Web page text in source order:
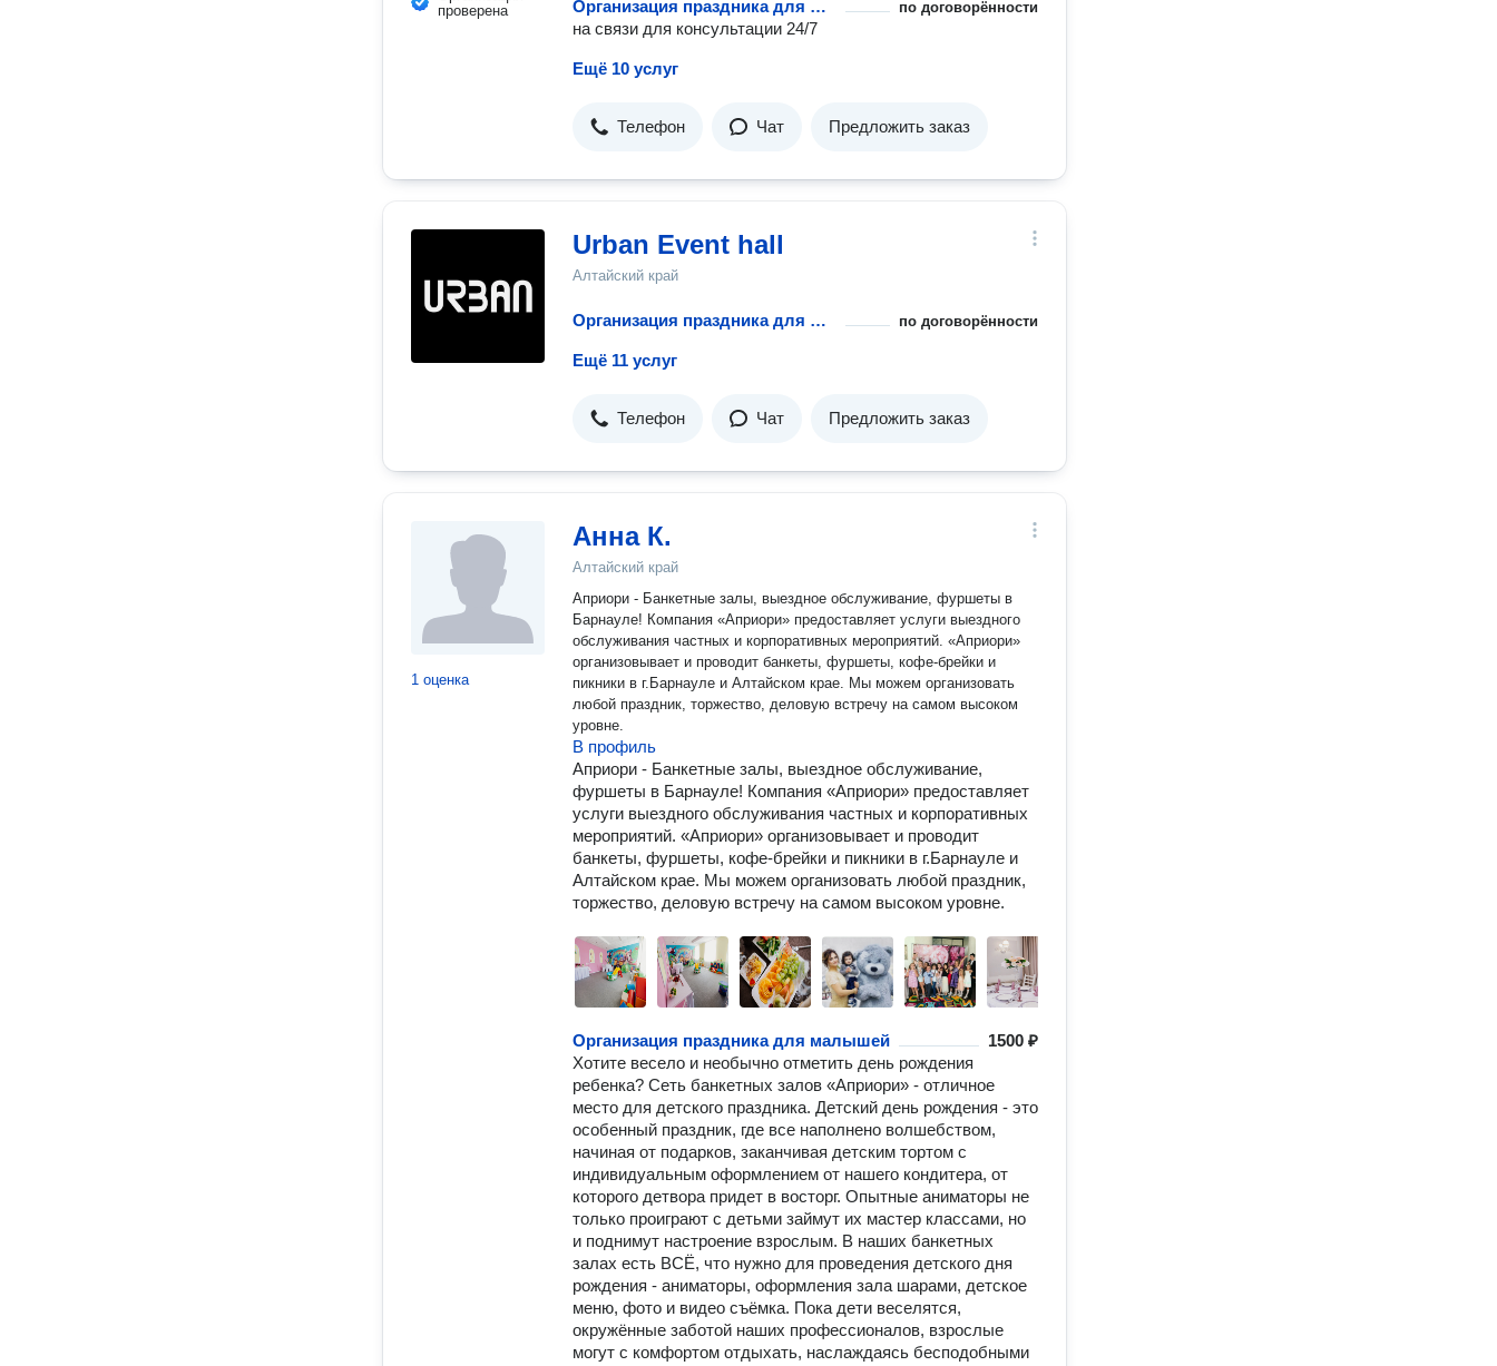
проверена
Организация праздника для малышей по договорённости
на связи для консультации 24/7
Ещё 10 услуг
Телефон Чат Предложить заказ
Urban Event hall
Алтайский край
Организация праздника для малышей по договорённости
Ещё 11 услуг
Телефон Чат Предложить заказ
1 оценка
Анна К.
Алтайский край
Априори - Банкетные залы, выездное обслуживание, фуршеты в
Барнауле! Компания «Априори» предоставляет услуги выездного
обслуживания частных и корпоративных мероприятий. «Априори»
организовывает и проводит банкеты, фуршеты, кофе-брейки и
пикники в г.Барнауле и Алтайском крае. Мы можем организовать
любой праздник, торжество, деловую встречу на самом высoкoм
уровне.
В профиль
Априори - Банкетные залы, выездное обслуживание,
фуршеты в Барнауле! Компания «Априори» предоставляет
услуги выездного обслуживания частных и корпоративных
мероприятий. «Априори» организовывает и проводит
банкеты, фуршеты, кофе-брейки и пикники в г.Барнауле и
Алтайском крае. Мы можем организовать любой праздник,
торжество, деловую встречу на самом высoкoм уровне.
Организация праздника для малышей
1500 ₽
Хотите весело и необычно отметить день рождения
ребенка? Сеть банкетных залов «Априори» - отличное
место для детского праздника. Детский день рождения - это
особенный праздник, где все наполнено волшебством,
начиная от подарков, заканчивая детским тортом с
индивидуальным оформлением от нашего кондитера, от
которого детвора придет в восторг. Опытные аниматоры не
только проиграют с детьми займут их мастер классами, но
и поднимут настроение взрослым. В наших банкетных
залах есть ВСЁ, что нужно для проведения детского дня
рождения - аниматоры, оформления зала шарами, детское
меню, фото и видео съёмка. Пока дети веселятся,
окружённые заботой наших профессионалов, взрослые
могут с комфортом отдыхать, наслаждаясь бесподобными